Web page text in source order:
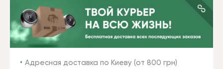
Адресная доставка по Киеву (от 800 грн)